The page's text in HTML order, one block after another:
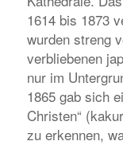
1614 bis 1873
wurden streng
verbliebenen
nur im
1865 gab sich
Christen“
zu erkennen,